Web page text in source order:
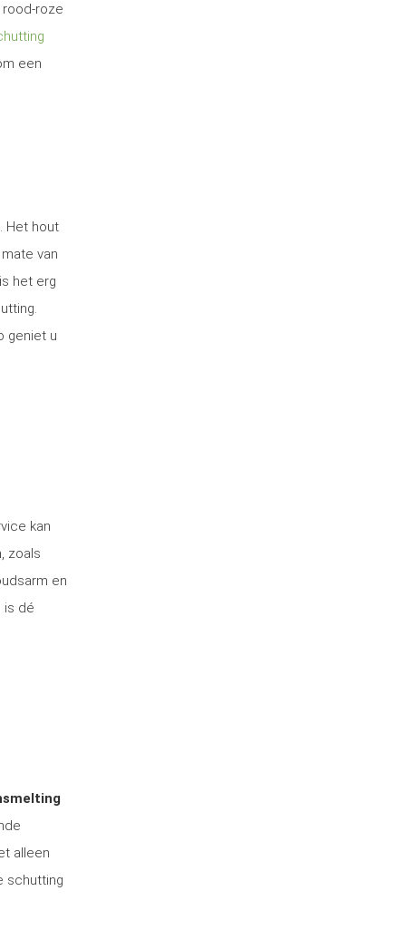
roze
een
Het hout
van
het erg
geniet u
kan
zoals
en
is dé
alleen
schutting